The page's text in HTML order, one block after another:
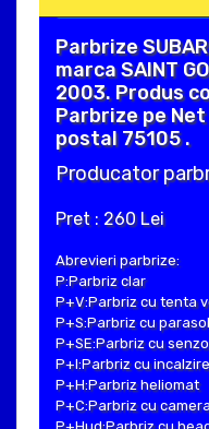
Parbrize
marca SAINT
2003. Produs
Parbrize pe Net
postal 75105 .
Producator
Pret : 260 Lei
Abrevieri parbrize:
P:Parbriz clar
P+V:Parbriz cu tenta
P+S:Parbriz cu
P+SE:Parbriz cu
P+I:Parbriz cu incalzire
P+H:Parbriz heliomat
P+C:Parbriz cu